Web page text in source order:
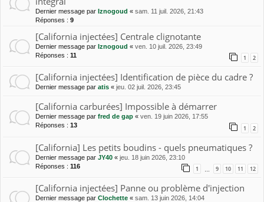
Dernier message par Iznogoud « sam. 11 juil. 2026, 21:43
Réponses : 9
[California injectées] Centrale clignotante
Dernier message par Iznogoud « ven. 10 juil. 2026, 23:49
Réponses : 11 1 2
[California injectées] Identification de pièce du cadre ?
Dernier message par atis « jeu. 02 juil. 2026, 23:45
[California carburées] Impossible à démarrer
Dernier message par fred de gap « ven. 19 juin 2026, 17:55
Réponses : 13 1 2
[California] Les petits boudins - quels pneumatiques ?
Dernier message par JY40 « jeu. 18 juin 2026, 23:10
Réponses : 116 1 9 10 11 12
[California injectées] Panne ou problème d'injection
Dernier message par Clochette « sam. 13 juin 2026, 14:04